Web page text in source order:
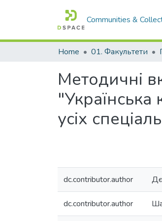
Communities &
Home 01. Факультети
Методичні
"Українська
усіх
dc.contributor.author
dc.contributor.author